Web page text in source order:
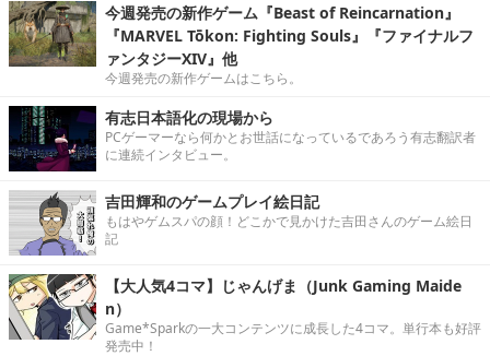
今週発売の新作ゲーム『Beast of Reincarnation』
『MARVEL Tōkon: Fighting Souls』『ファイナルフ
ァンタジーXIV』他
今週発売の新作ゲームはこちら。
有志日本語化の現場から
PCゲーマーなら何かとお世話になっているであろう有志翻訳者
に連続インタビュー。
吉田輝和のゲームプレイ絵日記
もはやゲムスパの顔！どこかで見かけた吉田さんのゲーム絵日
記
【大人気4コマ】じゃんげま（Junk Gaming Maide
n）
Game*Sparkの一大コンテンツに成長した4コマ。単行本も好評
発売中！